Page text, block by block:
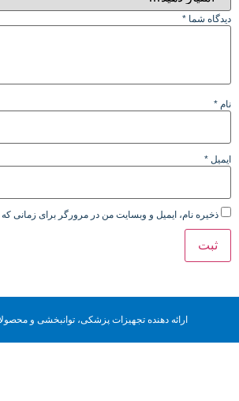
دیدگاه شما *
نام *
ایمیل *
ذخیره نام، ایمیل و وبسایت من در مرورگر برای زمانی
ارائه دهنده تجهیزات پزشکی، توانبخشی و